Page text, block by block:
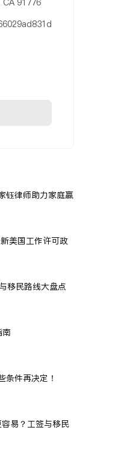
CA 91776
钰律师助力家庭赢
美国工作许可政
移民路线大盘点
南
条件再决定！
易？工签与移民